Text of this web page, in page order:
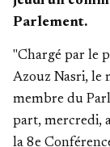
Parlement.
"Chargé par le
Azouz Nasri, le
membre du
part, mercredi,
la 8e